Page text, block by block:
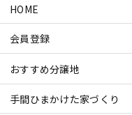
HOME
会員登録
おすすめ分譲地
手間ひまかけた家づくり